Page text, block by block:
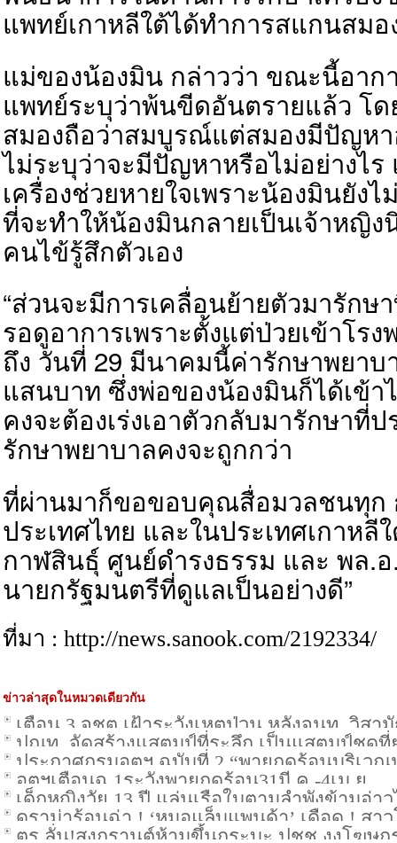
แพทย์เกาหลีใต้ได้ทำการสแกนสมอ
แม่ของน้องมิน กล่าวว่า ขณะนี้อาก
แพทย์ระบุว่าพ้นขีดอันตรายแล้ว โ
สมองถือว่าสมบูรณ์แต่สมองมีปัญหา
ไม่ระบุว่าจะมีปัญหาหรือไม่อย่างไ
เครื่องช่วยหายใจเพราะน้องมินยัง
ที่จะทำให้น้องมินกลายเป็นเจ้าหญิ
คนไข้รู้สึกตัวเอง
“ส่วนจะมีการเคลื่อนย้ายตัวมารักษ
รอดูอาการเพราะตั้งแต่ป่วยเข้าโร
ถึง วันที่ 29 มีนาคมนี้ค่ารักษาพยาบ
แสนบาท ซึ่งพ่อของน้องมินก็ได้เข้า
คงจะต้องเร่งเอาตัวกลับมารักษาที่ป
รักษาพยาบาลคงจะถูกกว่า
ที่ผ่านมาก็ขอขอบคุณสื่อมวลชนทุก
ประเทศไทย และในประเทศเกาหลี
กาฬสินธุ์ ศูนย์ดำรงธรรม และ พล.
นายกรัฐมนตรีที่ดูแลเป็นอย่างดี”
ที่มา : http://news.sanook.com/2192334/
ข่าวล่าสุดในหมวดเดียวกัน
เตือน 3 จชต.เฝ้าระวังเหตุป่วน หลังจนท. วิสา
ปณท. จัดสร้างแสตมป์ที่ระลึก เป็นแสตมป์ชุดที่
ประกาศกรมอุตุฯ ฉบับที่ 2 “พายุฤดูร้อนบริเว
ภาคใต้”
อุตุฯเตือนฉ.1ระวังพายุฤดูร้อน31มี.ค.-4เม.ย.
เด็กหญิงวัย 13 ปี แล่นเรือใบตามลำพังข้ามอ่า
ดราม่าร้อนฉ่า ! ‘หมอแล็บแพนด้า’ เดือด ! สา
ตร.ลั่น!สงกรานต์ห้ามขึ้นกระบะ ปชช.งงโฆษก